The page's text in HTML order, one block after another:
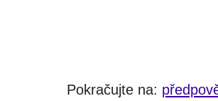
Pokračujte na: